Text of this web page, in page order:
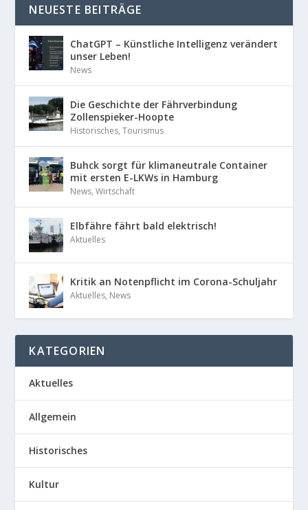
NEUESTE BEITRÄGE
ChatGPT – Künstliche Intelligenz verändert
unser Leben!
News
Die Geschichte der Fährverbindung
Zollenspieker-Hoopte
Historisches,Tourismus
Buhck sorgt für klimaneutrale Container
mit ersten E-LKWs in Hamburg
News,Wirtschaft
Elbfähre fährt bald elektrisch!
Aktuelles
Kritik an Notenpflicht im Corona-Schuljahr
Aktuelles, News
KATEGORIEN
Aktuelles
Allgemein
Historisches
Kultur